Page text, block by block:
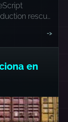
rescue
->
en